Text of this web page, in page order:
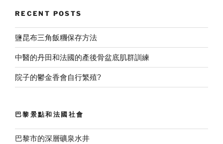
RECENT POSTS
鹽昆布三角飯糰保存方法
中醫的丹田和法國的產後骨盆底肌群訓練
院子的鬱金香會自行繁殖?
巴黎景點和法國社會
巴黎市的深層礦泉水井